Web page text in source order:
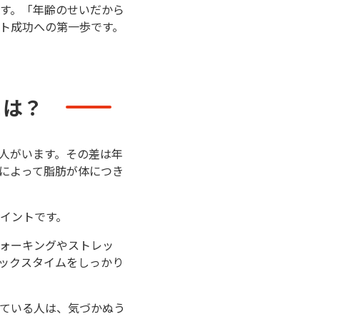
。「年齢のせいだから
功への第一歩です。
？
がいます。その差は年
よって脂肪が体につき
トです。
ーキングやストレッ
クスタイムをしっかり
いる人は、気づかぬう